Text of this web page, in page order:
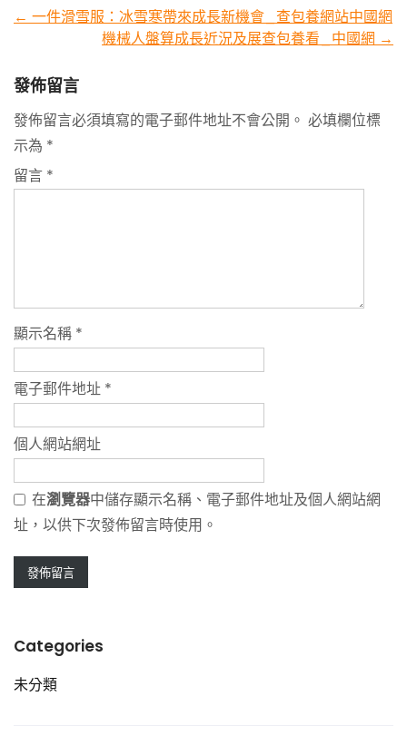
Post
navigation
← 一件滑雪服：冰雪寒帶來成長新機會_查包養網站中國網
機械人盤算成長近況及展查包養看_中國網 →
發佈留言
發佈留言必須填寫的電子郵件地址不會公開。 必填欄位標
示為 *
留言 *
顯示名稱 *
電子郵件地址 *
個人網站網址
在瀏覽器中儲存顯示名稱、電子郵件地址及個人網站網
址，以供下次發佈留言時使用。
Categories
未分類